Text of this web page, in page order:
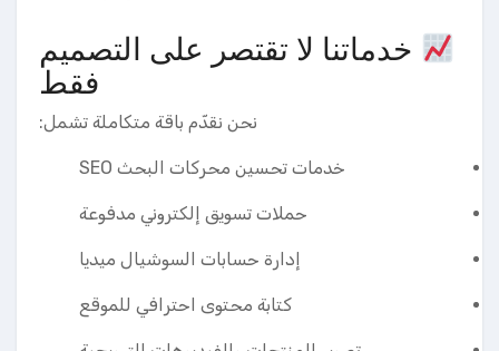
خدماتنا لا تقتصر على التصميم
فقط
نحن نقدّم باقة متكاملة تشمل:
خدمات تحسين محركات البحث SEO
حملات تسويق إلكتروني مدفوعة
إدارة حسابات السوشيال ميديا
كتابة محتوى احترافي للموقع